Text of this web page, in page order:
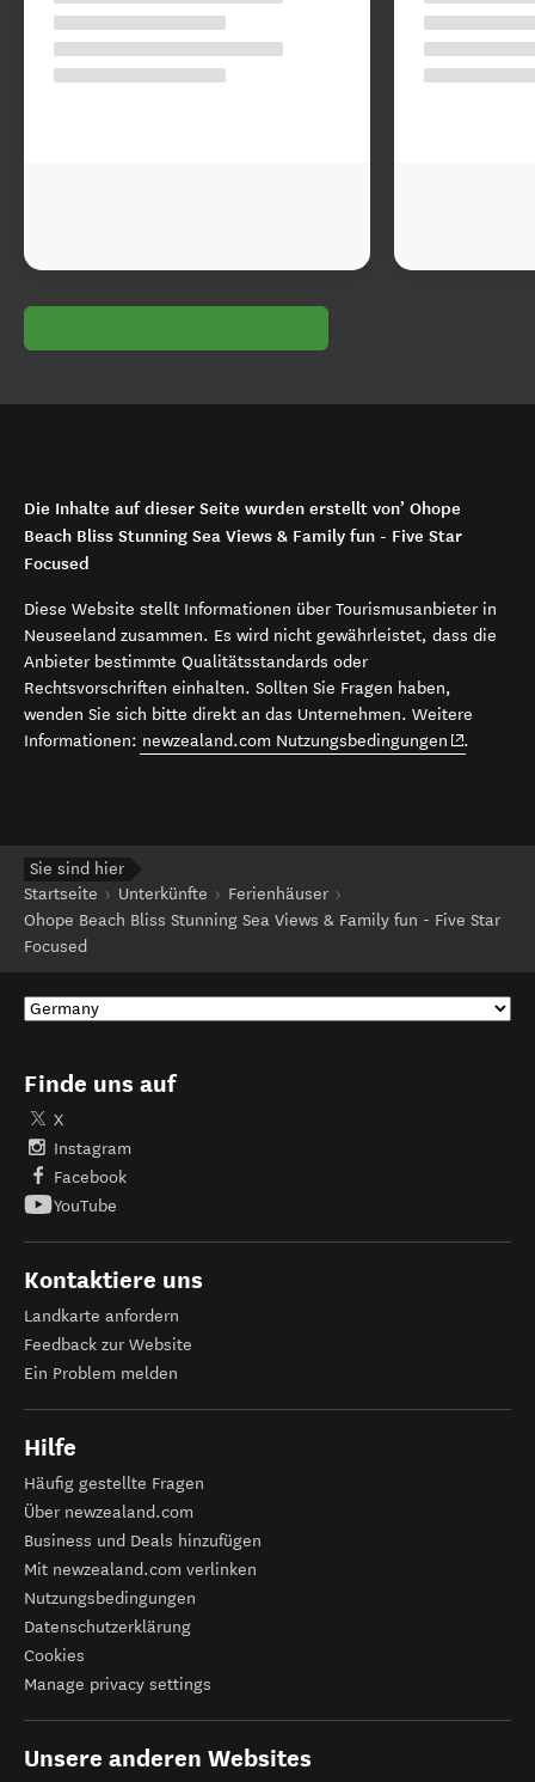
Die Inhalte auf dieser Seite wurden erstellt von’ Ohope
Beach Bliss Stunning Sea Views & Family fun - Five Star
Focused
Diese Website stellt Informationen über Tourismusanbieter in
Neuseeland zusammen. Es wird nicht gewährleistet, dass die
Anbieter bestimmte Qualitätsstandards oder
Rechtsvorschriften einhalten. Sollten Sie Fragen haben,
wenden Sie sich bitte direkt an das Unternehmen. Weitere
Informationen: newzealand.com Nutzungsbedingungen (opens in
.
Sie sind hier
Startseite
Unterkünfte
Ferienhäuser
Ohope Beach Bliss Stunning Sea Views & Family fun - Five Star
Focused
Finde uns auf
X
Instagram
Facebook
YouTube
Kontaktiere uns
Landkarte anfordern
Feedback zur Website
Ein Problem melden
Hilfe
Häufig gestellte Fragen
Über newzealand.com
Business und Deals hinzufügen
Mit newzealand.com verlinken
Nutzungsbedingungen
Datenschutzerklärung
Cookies
Manage privacy settings
Unsere anderen Websites